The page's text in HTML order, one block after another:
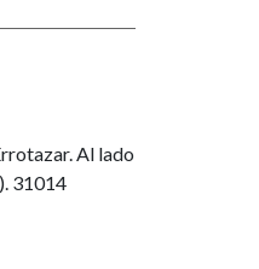
Al lado
31014